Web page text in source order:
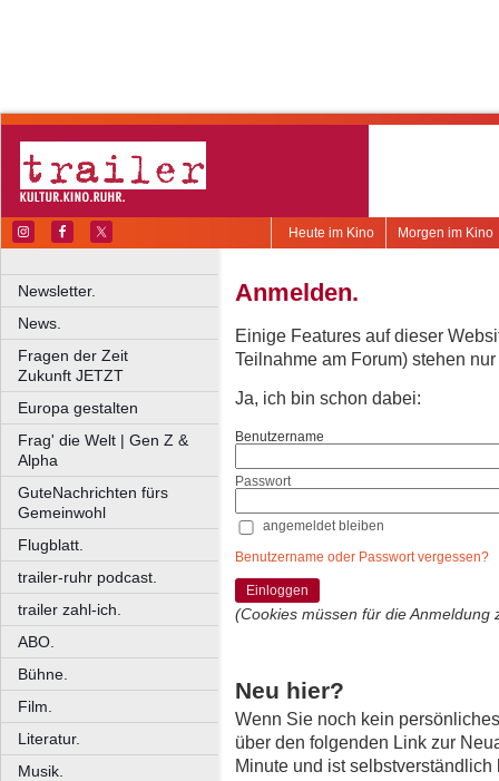
Morgen im Kino
Heute im Kino
Newsletter.
News.
Fragen der Zeit
Zukunft JETZT
Europa gestalten
Frag' die Welt | Gen Z &
Alpha
GuteNachrichten fürs
Gemeinwohl
Flugblatt.
trailer-ruhr podcast.
trailer zahl-ich.
ABO.
Bühne.
Film.
Literatur.
Musik.
Anmelden.
Einige Features auf dieser
Teilnahme am Forum) stehen
Ja, ich bin schon dabei:
Benutzername
Passwort
angemeldet bleiben
Benutzername oder Passwort vergessen?
Einloggen
(Cookies müssen für die Anmeldung
Neu hier?
Wenn Sie noch kein
über den folgenden Link zur
Minute und ist selbstverständlich